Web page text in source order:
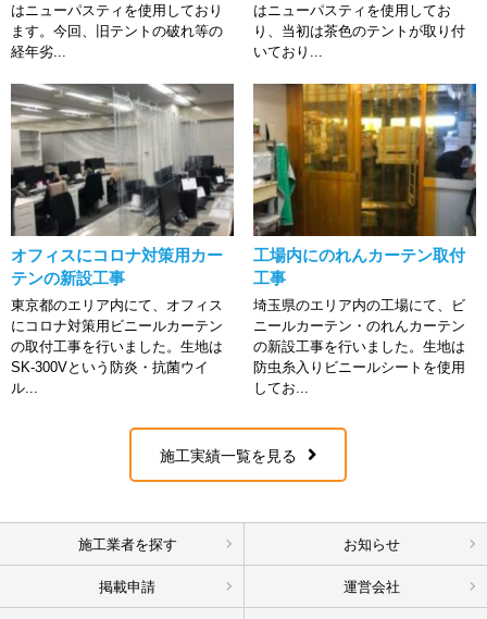
はニューパスティを使用しており
ます。今回、旧テントの破れ等の
経年劣...
はニューパスティを使用してお
り、当初は茶色のテントが取り付
いており...
オフィスにコロナ対策用カー
テンの新設工事
東京都のエリア内にて、オフィス
にコロナ対策用ビニールカーテン
の取付工事を行いました。生地は
SK-300Vという防炎・抗菌ウイ
ル...
工場内にのれんカーテン取付
工事
埼玉県のエリア内の工場にて、ビ
ニールカーテン・のれんカーテン
の新設工事を行いました。生地は
防虫糸入りビニールシートを使用
してお...
施工実績一覧を見る
施工業者を探す お知らせ
掲載申請 運営会社